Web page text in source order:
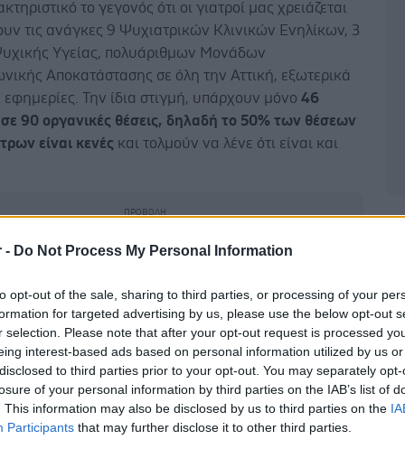
- Do Not Process My Personal Information
opt-out of the sale, sharing to third parties, or processing of your
for targeted advertising by us, please use the below opt-out
selection. Please note that after your opt-out request is processed
interest-based ads based on personal information utilized by us
to third parties prior to your opt-out. You may separately
of your personal information by third parties on the IAB’s list of
This information may also be disclosed by us to third parties on the
Participants that may further disclose it to other third parties.
το γεγονός ότι οι γιατροί μας χρειάζεται
τις ανάγκες 9 Ψυχιατρικών Κλινικών Ενηλίκων, 3
Υγείας, πολυάριθμων Μονάδων
Αποκατάστασης σε όλη την Αττική, εξωτερικά
εφημερίες. Την ίδια στιγμή, υπάρχουν μόνο46
90 οργανικές θέσεις, δηλαδή το 50% των θέσεων
είναι κενές και τολμούν να λένε ότι είναι και
μόνιμος ψυχίατρος από το 2024και έγιναν μόνο 3
επικουρικών στο πρώην ΨΝΑ, έπειτα από πίεση των
οργάνων και των εργαζομένων καιέφτασαν
χρόνια να βγάζουν προκήρυξη για μόνο 5
σε 44 κενές οργανικές θέσεις.
τα κενά σε νοσηλευτές φτάνουν επίσης το
50% αφού από τις 935 οργανικές θέσεις ΠΕ, ΤΕ